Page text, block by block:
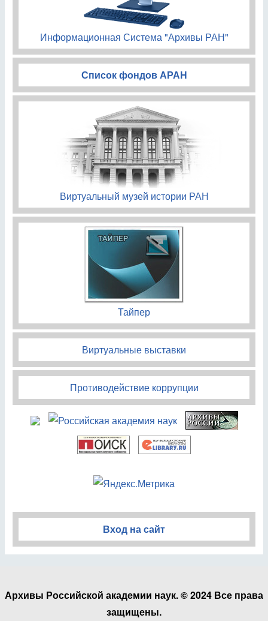
Информационная Система "Архивы РАН"
Список фондов АРАН
Виртуальный музей истории РАН
Тайпер
Виртуальные выставки
Противодействие коррупции
Вход на сайт
Архивы Российской академии наук. © 2024 Все права
защищены.